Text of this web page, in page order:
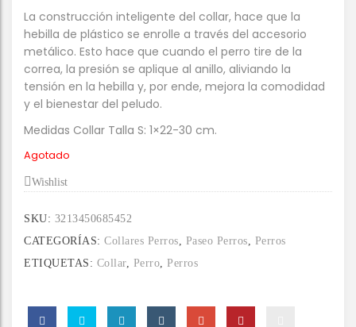
La construcción inteligente del collar, hace que la
hebilla de plástico se enrolle a través del accesorio
metálico. Esto hace que cuando el perro tire de la
correa, la presión se aplique al anillo, aliviando la
tensión en la hebilla y, por ende, mejora la comodidad
y el bienestar del peludo.
Medidas Collar Talla S: 1×22-30 cm.
Agotado
Wishlist
SKU: 3213450685452
CATEGORÍAS: Collares Perros, Paseo Perros, Perros
ETIQUETAS: Collar, Perro, Perros